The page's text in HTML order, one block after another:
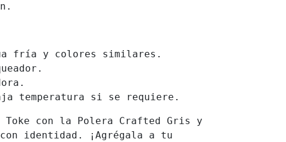
fría y colores similares.
temperatura si se requiere.
Toke con la Polera Crafted Gris y
identidad. ¡Agrégala a tu